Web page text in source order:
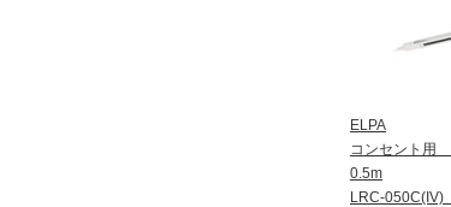
ELPA
コンセント用
0.5m
LRC-